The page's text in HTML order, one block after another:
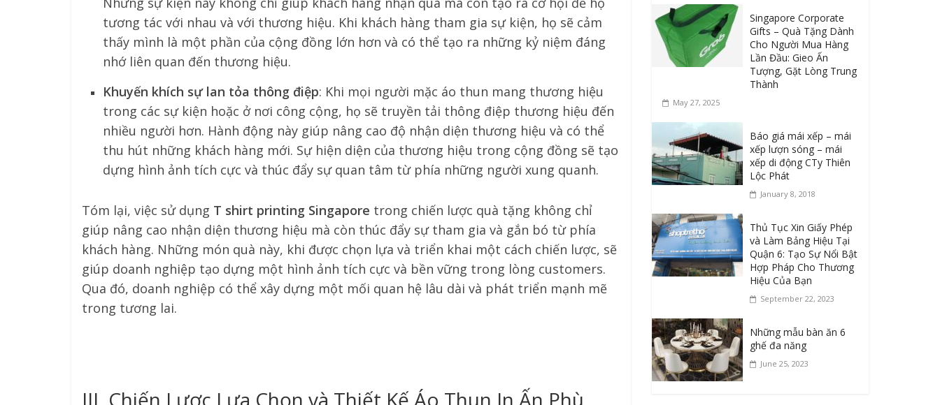
tương tác với nhau và với thương hiệu. Khi khách hàng tham gia sự kiện, họ sẽ cảm
thấy mình là một phần của cộng đồng lớn hơn và có thể tạo ra những kỷ niệm đáng
nhớ liên quan đến thương hiệu.
Khuyến khích sự lan tỏa thông điệp: Khi mọi người mặc áo thun mang thương hiệu
trong các sự kiện hoặc ở nơi công cộng, họ sẽ truyền tải thông điệp thương hiệu đến
nhiều người hơn. Hành động này giúp nâng cao độ nhận diện thương hiệu và có thể
thu hút những khách hàng mới. Sự hiện diện của thương hiệu trong cộng đồng sẽ tạo
dựng hình ảnh tích cực và thúc đẩy sự quan tâm từ phía những người xung quanh.
Tóm lại, việc sử dụng T shirt printing Singapore trong chiến lược quà tặng không chỉ
giúp nâng cao nhận diện thương hiệu mà còn thúc đẩy sự tham gia và gắn bó từ phía
khách hàng. Những món quà này, khi được chọn lựa và triển khai một cách chiến lược, sẽ
giúp doanh nghiệp tạo dựng một hình ảnh tích cực và bền vững trong lòng customers.
Qua đó, doanh nghiệp có thể xây dựng một mối quan hệ lâu dài và phát triển mạnh mẽ
trong tương lai.
III. Chiến Lược Lựa Chọn và Thiết Kế Áo Thun In Ấn Phù
Singapore Corporate
Gifts – Quà Tặng Dành
Cho Người Mua Hàng
Lần Đầu: Gieo Ấn
Tượng, Gặt Lòng Trung
Thành
May 27, 2025
Báo giá mái xếp – mái
xếp lượn sóng – mái
xếp di động CTy Thiên
Lộc Phát
January 8, 2018
Thủ Tục Xin Giấy Phép
và Làm Bảng Hiệu Tại
Quận 6: Tạo Sự Nổi Bật
Hợp Pháp Cho Thương
Hiệu Của Bạn
September 22, 2023
Những mẫu bàn ăn 6
ghế đa năng
June 25, 2023